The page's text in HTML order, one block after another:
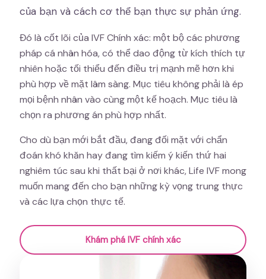
của bạn và cách cơ thể bạn thực sự phản ứng.
Đó là cốt lõi của IVF Chính xác: một bộ các phương
pháp cá nhân hóa, có thể dao động từ kích thích tự
nhiên hoặc tối thiểu đến điều trị mạnh mẽ hơn khi
phù hợp về mặt lâm sàng. Mục tiêu không phải là ép
mọi bệnh nhân vào cùng một kế hoạch. Mục tiêu là
chọn ra phương án phù hợp nhất.
Cho dù bạn mới bắt đầu, đang đối mặt với chẩn
đoán khó khăn hay đang tìm kiếm ý kiến thứ hai
nghiêm túc sau khi thất bại ở nơi khác, Life IVF mong
muốn mang đến cho bạn những kỳ vọng trung thực
và các lựa chọn thực tế.
Khám phá IVF chính xác